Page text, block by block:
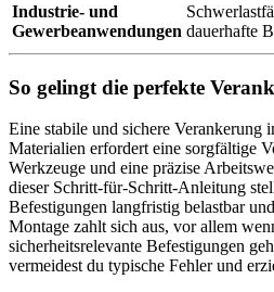
Industrie- und
Gewerbeanwendungen dauerhafte
So gelingt die perfekte
Eine stabile und sichere Verankerung
Materialien erfordert eine sorgfältige
Werkzeuge und eine präzise
dieser Schritt-für-Schritt-Anleitung
Befestigungen langfristig belastbar
Montage zahlt sich aus, vor allem
sicherheitsrelevante Befestigungen
vermeidest du typische Fehler und